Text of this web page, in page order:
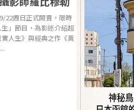
22週日正式開賣，限時
」節目，為影迷介紹超
人生》與經典之作《黃
布紐爾 超現實人生,黃金年代,